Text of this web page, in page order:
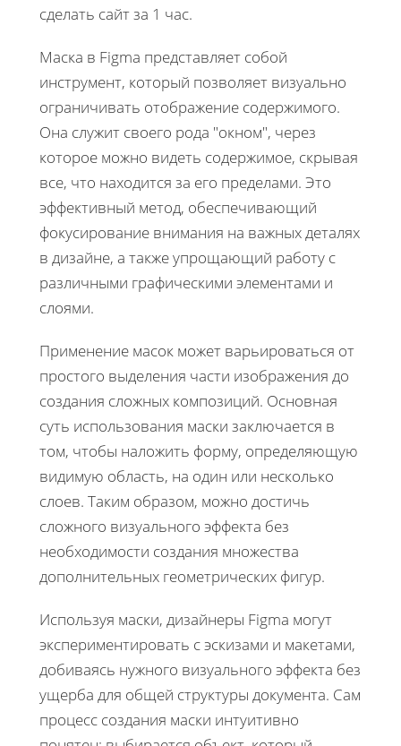
сделать сайт за 1 час.
Маска в Figma представляет собой
инструмент, который позволяет визуально
ограничивать отображение содержимого.
Она служит своего рода "окном", через
которое можно видеть содержимое, скрывая
все, что находится за его пределами. Это
эффективный метод, обеспечивающий
фокусирование внимания на важных деталях
в дизайне, а также упрощающий работу с
различными графическими элементами и
слоями.
Применение масок может варьироваться от
простого выделения части изображения до
создания сложных композиций. Основная
суть использования маски заключается в
том, чтобы наложить форму, определяющую
видимую область, на один или несколько
слоев. Таким образом, можно достичь
сложного визуального эффекта без
необходимости создания множества
дополнительных геометрических фигур.
Используя маски, дизайнеры Figma могут
экспериментировать с эскизами и макетами,
добиваясь нужного визуального эффекта без
ущерба для общей структуры документа. Сам
процесс создания маски интуитивно